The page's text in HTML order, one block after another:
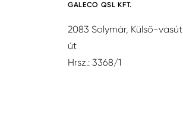
GALECO QSL KFT.
2083 Solymár, Külső-vasút
út
Hrsz.: 3368/1